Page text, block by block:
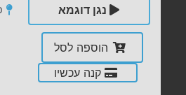
נגן דוגמא
הוספה לסל
קנה עכשיו